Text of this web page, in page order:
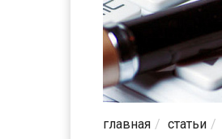
главная статьи